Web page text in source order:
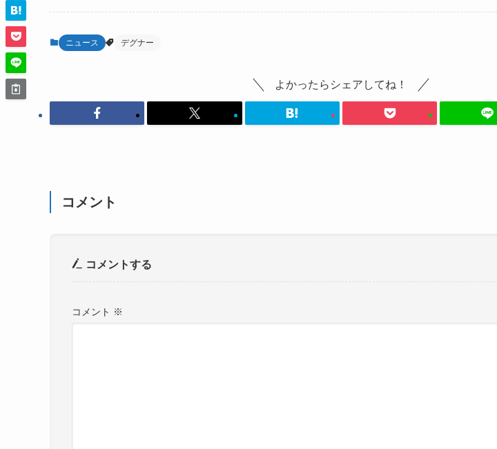
ニュース デグナー
よかったらシェアしてね！
コメント
コメントする
コメント ※